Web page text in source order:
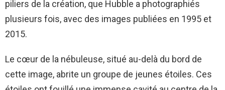
piliers de la création, que Hubble a photographiés
plusieurs fois, avec des images publiées en 1995 et
2015.
Le cœur de la nébuleuse, situé au-delà du bord de
cette image, abrite un groupe de jeunes étoiles. Ces